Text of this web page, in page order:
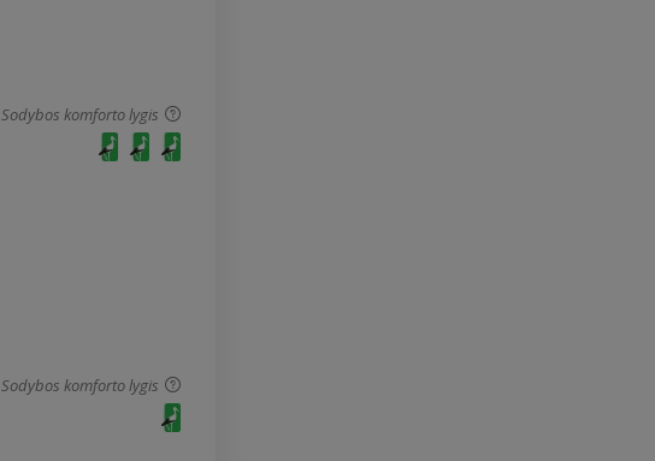
Sodybos komforto lygis
Sodybos komforto lygis